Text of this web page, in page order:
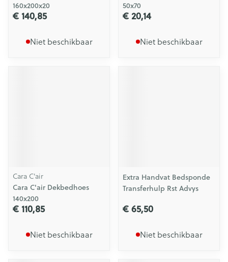
160x200x20
€ 140,85
Niet beschikbaar
50x70
€ 20,14
Niet beschikbaar
Cara C'air
Cara C'air Dekbedhoes
140x200
€ 110,85
Niet beschikbaar
Extra Handvat Bedsponde
Transferhulp Rst Advys
€ 65,50
Niet beschikbaar